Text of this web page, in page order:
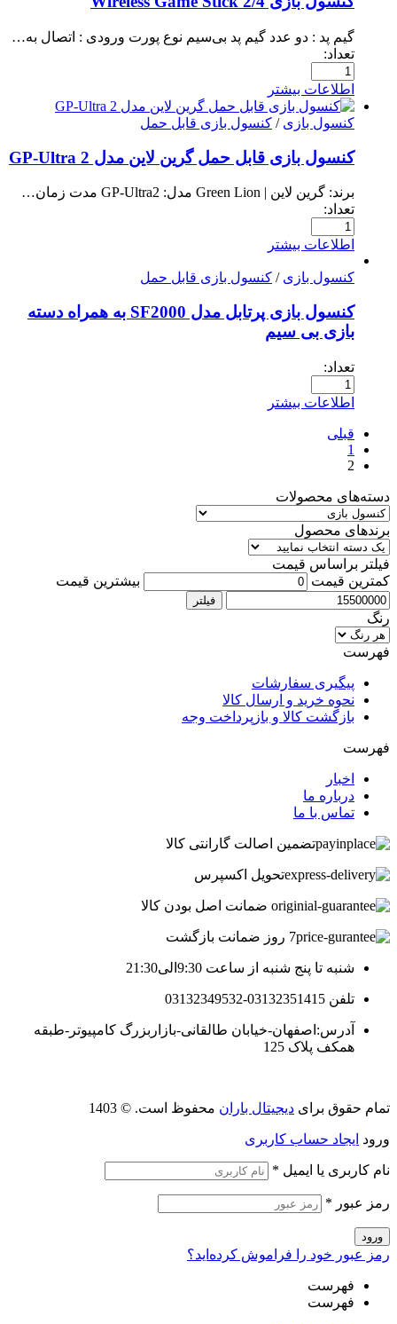
گیم پد : دو عدد گیم پد بی‌سیم نوع پورت ورودی : اتصال به…
تعداد:
اطلاعات بیشتر
کنسول بازی / کنسول بازی قابل حمل
کنسول بازی قابل حمل گرین لاین مدل GP-Ultra 2
برند: گرین لاین | Green Lion مدل: GP-Ultra2 مدت زمان…
تعداد:
اطلاعات بیشتر
کنسول بازی / کنسول بازی قابل حمل
کنسول بازی پرتابل مدل SF2000 به همراه دسته
بازی بی سیم
تعداد:
اطلاعات بیشتر
قبلی
1
2
دسته‌های محصولات
برندهای محصول
فیلتر براساس قیمت
کمترین قیمت
بیشترین قیمت
فیلتر
رنگ
فهرست
پیگیری سفارشات
نحوه خرید و ارسال کالا
بازگشت کالا و بازپرداخت وجه
فهرست
اخبار
درباره ما
تماس با ما
تضمین اصالت گارانتی کالا
تحویل اکسپرس
ضمانت اصل بودن کالا
7 روز ضمانت بازگشت
شنبه تا پنج شنبه از ساعت 9:30الی21:30
تلفن 03132351415-03132349532
آدرس:اصفهان-خیابان طالقانی-بازاربزرگ کامپیوتر-طبقه
همکف پلاک 125
تمام حقوق برای دیجیتال باران محفوظ است. © 1403
ورود ایجاد حساب کاربری
نام کاربری یا ایمیل *
رمز عبور *
ورود
رمز عبور خود را فراموش کرده‌اید؟
فهرست
فهرست